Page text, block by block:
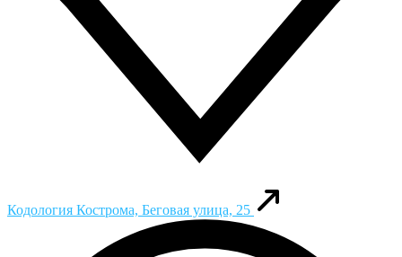
Кодология Кострома, Беговая улица, 25